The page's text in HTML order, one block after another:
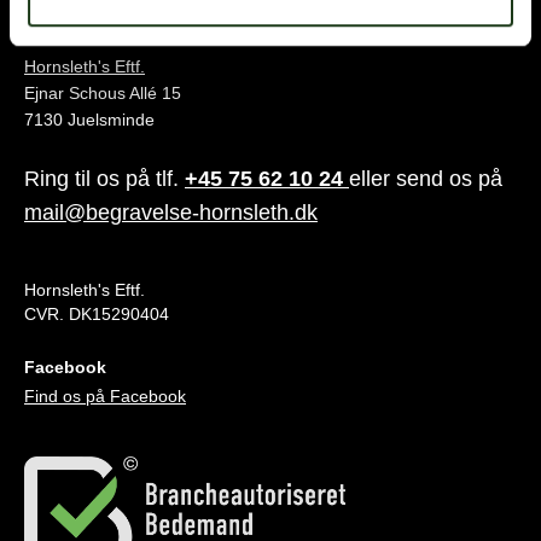
Hornsleth's Eftf.
Ejnar Schous Allé 15
7130 Juelsminde
Ring til os på tlf. +45 75 62 10 24 eller send os på
mail@begravelse-hornsleth.dk
Hornsleth's Eftf.
CVR. DK15290404
Facebook
Find os på Facebook